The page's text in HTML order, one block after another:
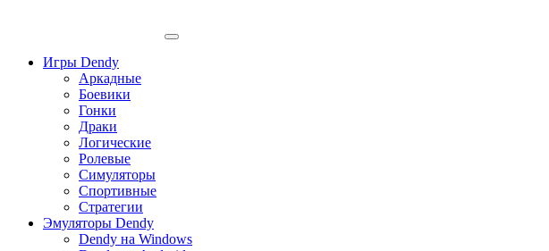
Игры Dendy
Аркадные
Боевики
Гонки
Драки
Логические
Ролевые
Симуляторы
Спортивные
Стратегии
Эмуляторы Dendy
Dendy на Windows